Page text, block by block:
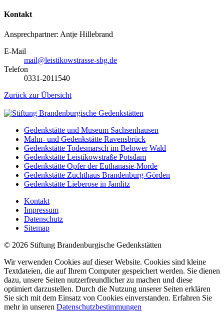
Kontakt
Ansprechpartner: Antje Hillebrand
E-Mail
mail@leistikowstrasse-sbg.de
Telefon
0331-2011540
Zurück zur Übersicht
Gedenkstätte und Museum Sachsenhausen
Mahn- und Gedenkstätte Ravensbrück
Gedenkstätte Todesmarsch im Belower Wald
Gedenkstätte Leistikowstraße Potsdam
Gedenkstätte Opfer der Euthanasie-Morde
Gedenkstätte Zuchthaus Brandenburg-Görden
Gedenkstätte Lieberose in Jamlitz
Kontakt
Impressum
Datenschutz
Sitemap
© 2026 Stiftung Brandenburgische Gedenkstätten
Wir verwenden Cookies auf dieser Website. Cookies sind kleine
Textdateien, die auf Ihrem Computer gespeichert werden. Sie dienen
dazu, unsere Seiten nutzerfreundlicher zu machen und diese
optimiert darzustellen. Durch die Nutzung unserer Seiten erklären
Sie sich mit dem Einsatz von Cookies einverstanden. Erfahren Sie
mehr in unseren Datenschutzbestimmungen